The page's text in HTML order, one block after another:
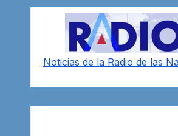
Noticias de la Radio de las